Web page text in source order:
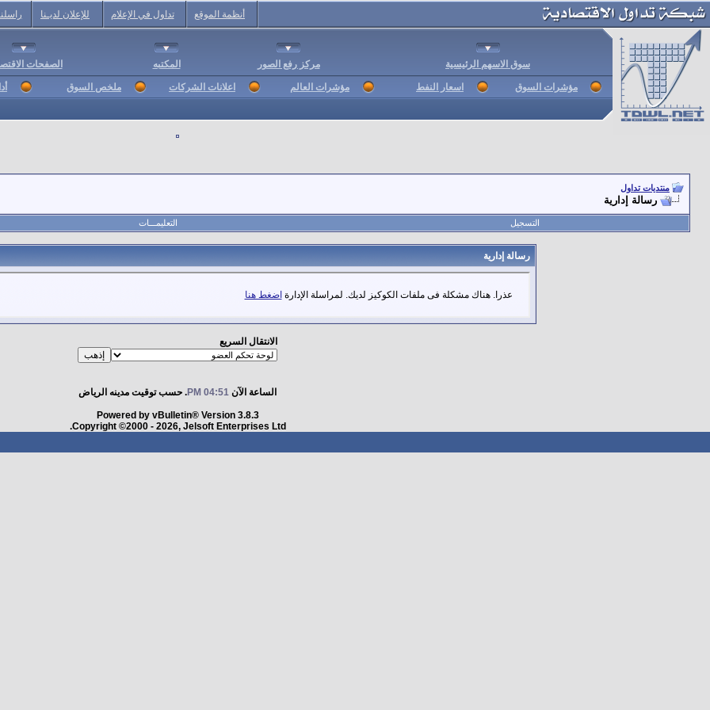
أنظمة الموقع تداول في الإعلام للإعلان لديـنا
سوق الاسهم الرئيسية مركز رفع الصور المكتبه الصفحات
مؤشرات السوق اسعار النفط مؤشرات العالم اعلانات الشركات ملخص السوق
منتديات تداول
رسالة إدارية
التسجيل التعليمـــات
رسالة إدارية
عذرا. هناك مشكلة فى ملفات الكوكيز لديك. لمراسلة الإدارة اضغط هنا
الانتقال السريع
الساعة الآن 04:51 PM . حسب توقيت مدينه الرياض
Powered by vBulletin® Version 3.8.3
Copyright ©2000 - 2026, Jelsoft Enterprises Ltd.